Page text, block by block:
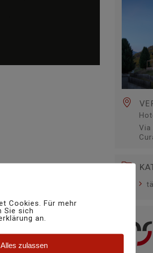
Einwohner tragen
Pilot träumt, redet er
Vorabend
Via
Cookies. Für mehr
Sie sich
an.
Alles zulassen